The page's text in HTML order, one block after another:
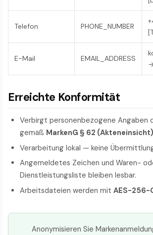
Telefon PHONE_NUMBER
E-Mail EMAIL_ADDRESS
Erreichte Konformität
Verbirgt personenbezogene Angaben
gemäß MarkenG § 62 (Akteneinsicht)
Verarbeitung lokal — keine
Angemeldetes Zeichen und Waren-
Dienstleistungsliste bleiben lesbar.
Arbeitsdateien werden mit AES-256-
Anonymisieren Sie